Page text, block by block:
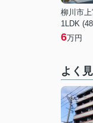
柳川市
1LDK
6万円
よく